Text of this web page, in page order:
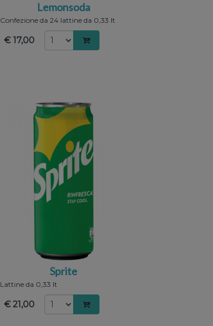
Lemonsoda
Confezione da 24 lattine da 0,33 lt
€ 17,00
Sprite
Lattine da 0,33 lt
€ 21,00